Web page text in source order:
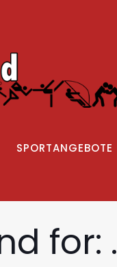
SPORTANGEBOTE
for: .